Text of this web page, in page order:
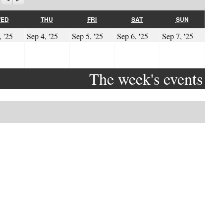
The week's events
WEDNESDAYTHU FRIFRIDAY SATSATURDAY SUNSUNDAY
'25 03.09.2025
Sep 4, '25 04.09.2025
Sep 5, '25 05.09.2025
Sep 6, '25 06.09.2025
Sep 7, '25